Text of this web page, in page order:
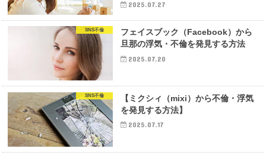
2025.07.27
SNS不倫
フェイスブック（Facebook）から
旦那の浮気・不倫を発見する方法
2025.07.20
SNS不倫
【ミクシィ（mixi）から不倫・浮気
を発見する方法】
2025.07.17